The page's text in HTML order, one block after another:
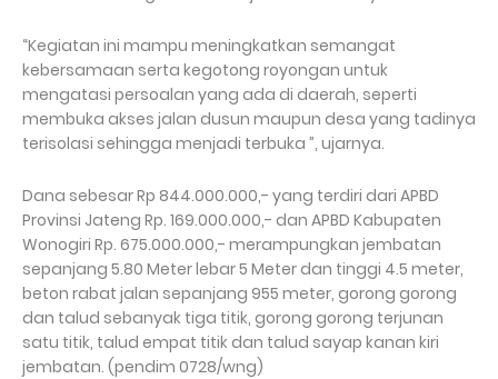
“Kegiatan ini mampu meningkatkan semangat
kebersamaan serta kegotong royongan untuk
mengatasi persoalan yang ada di daerah, seperti
membuka akses jalan dusun maupun desa yang tadinya
terisolasi sehingga menjadi terbuka ”, ujarnya.
Dana sebesar Rp 844.000.000,- yang terdiri dari APBD
Provinsi Jateng Rp. 169.000.000,- dan APBD Kabupaten
Wonogiri Rp. 675.000.000,- merampungkan jembatan
sepanjang 5.80 Meter lebar 5 Meter dan tinggi 4.5 meter,
beton rabat jalan sepanjang 955 meter, gorong gorong
dan talud sebanyak tiga titik, gorong gorong terjunan
satu titik, talud empat titik dan talud sayap kanan kiri
jembatan. (pendim 0728/wng)